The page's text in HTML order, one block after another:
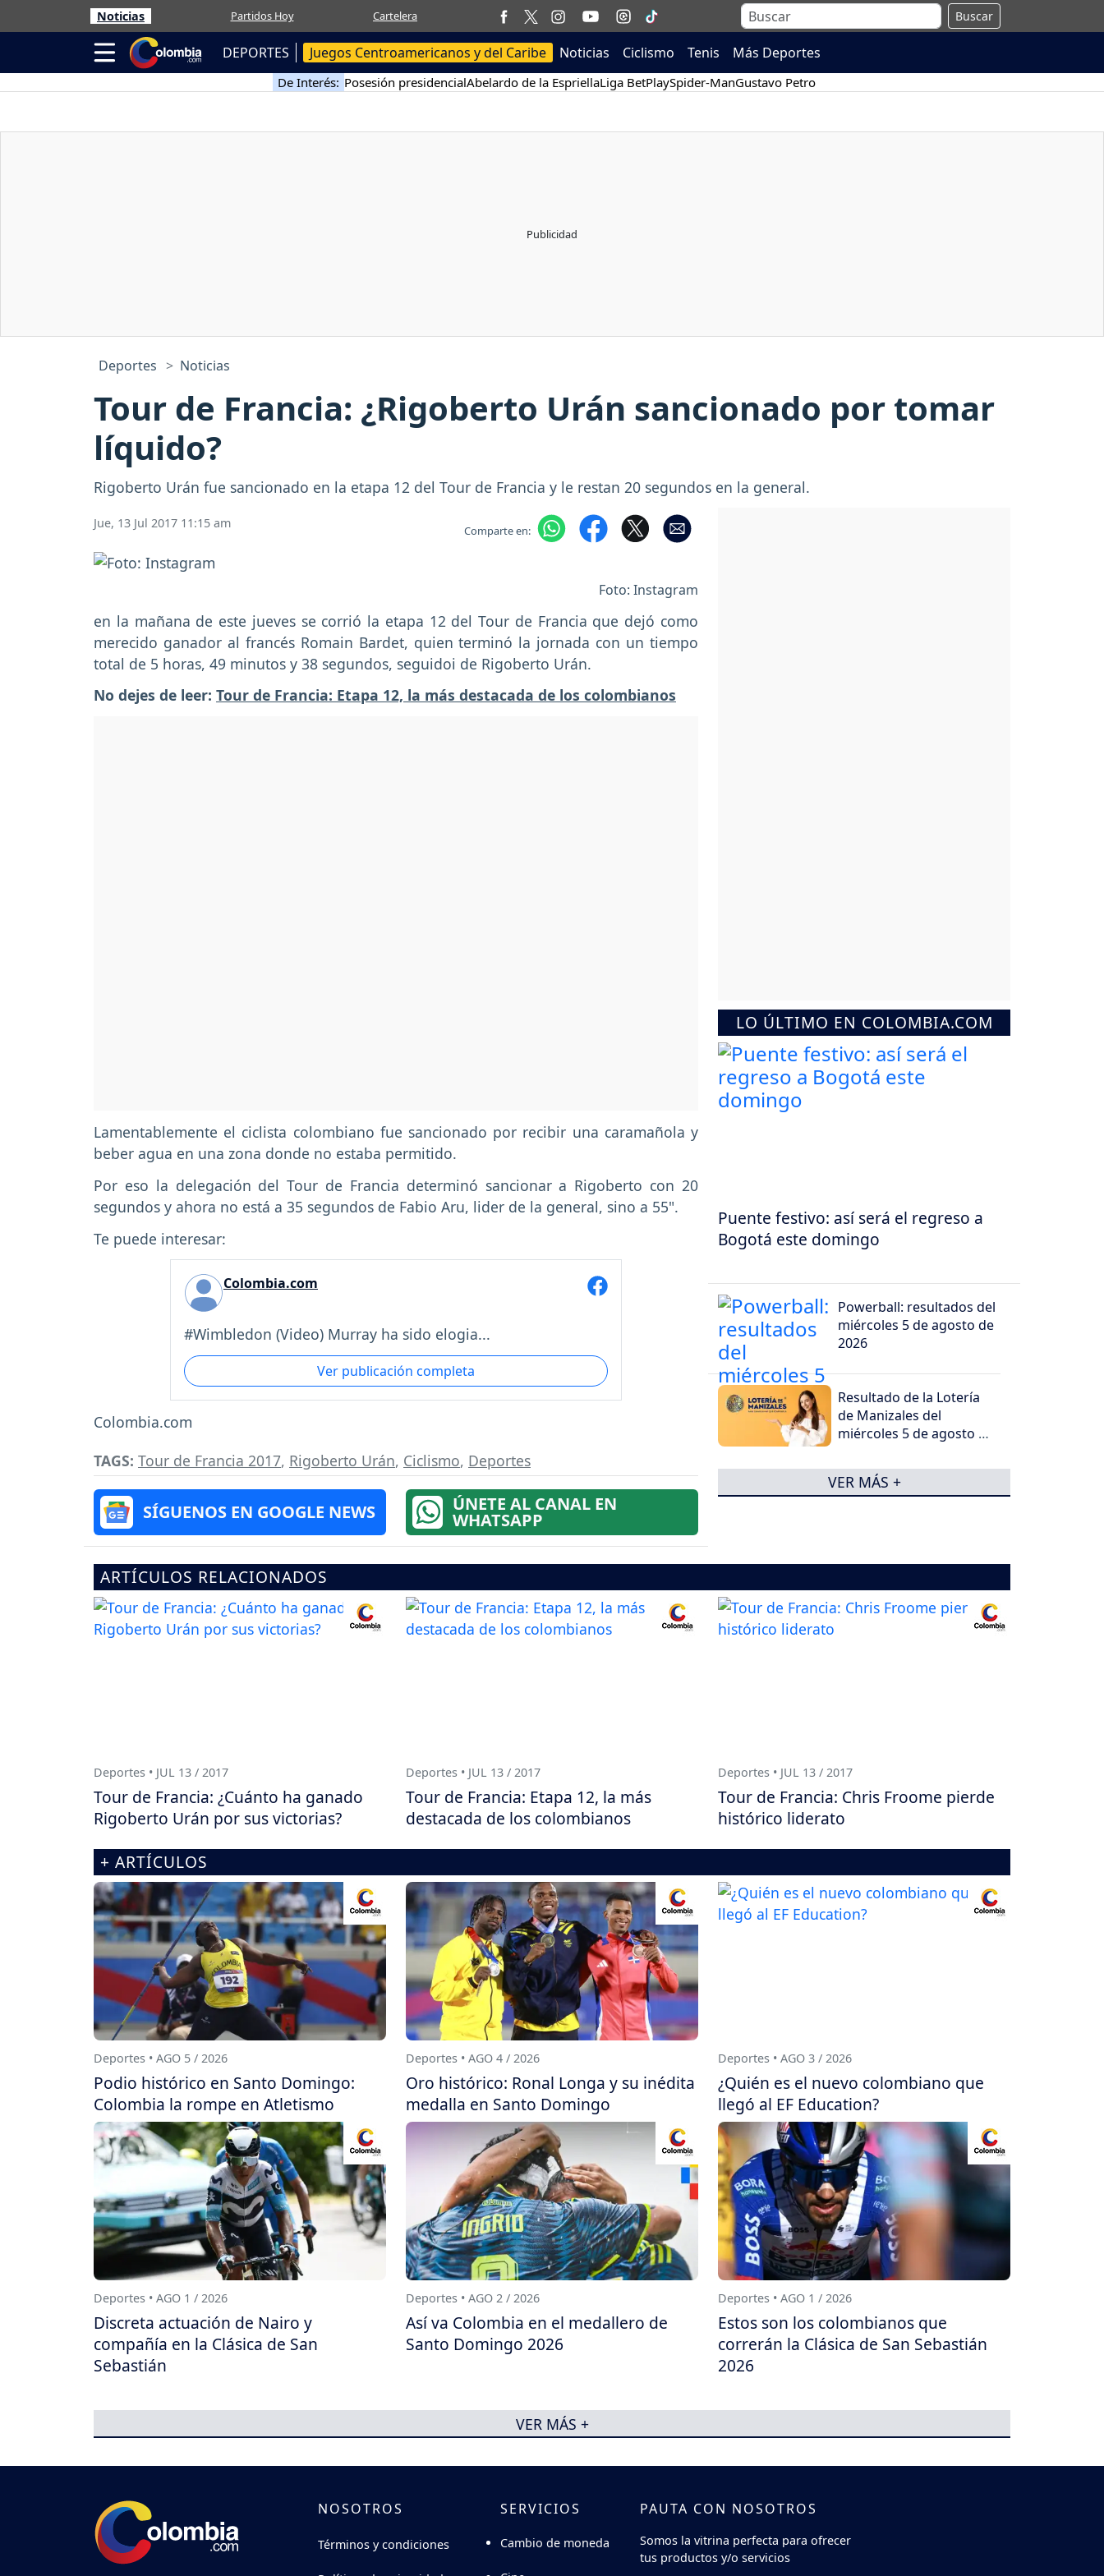
Noticias Partidos Hoy Cartelera Buscar
DEPORTES Juegos Centroamericanos y del Caribe Noticias Ciclismo Tenis Más Deportes
De Interés: Posesión presidencialAbelardo de la EspriellaLiga BetPlaySpider-ManGustavo Petro
Deportes Noticias
Tour de Francia: ¿Rigoberto Urán sancionado por tomar
líquido?
Rigoberto Urán fue sancionado en la etapa 12 del Tour de Francia y le restan 20 segundos en la general.
Jue, 13 Jul 2017 11:15 am Comparte en:
Foto: Instagram
en la mañana de este jueves se corrió la etapa 12 del Tour de Francia que dejó como
merecido ganador al francés Romain Bardet, quien terminó la jornada con un tiempo
total de 5 horas, 49 minutos y 38 segundos, seguidoi de Rigoberto Urán.
No dejes de leer: Tour de Francia: Etapa 12, la más destacada de los colombianos
Lamentablemente el ciclista colombiano fue sancionado por recibir una caramañola y
beber agua en una zona donde no estaba permitido.
Por eso la delegación del Tour de Francia determinó sancionar a Rigoberto con 20
segundos y ahora no está a 35 segundos de Fabio Aru, lider de la general, sino a 55".
Te puede interesar:
Colombia.com
#Wimbledon (Video) Murray ha sido elogia...
Ver publicación completa
Colombia.com
TAGS: Tour de Francia 2017, Rigoberto Urán, Ciclismo, Deportes
SÍGUENOS EN GOOGLE NEWS ÚNETE AL CANAL EN
WHATSAPP
LO ÚLTIMO EN COLOMBIA.COM
Puente festivo: así será el regreso a
Bogotá este domingo
Powerball: resultados del
miércoles 5 de agosto de
2026
Resultado de la Lotería
de Manizales del
miércoles 5 de agosto de
VER MÁS +
ARTÍCULOS RELACIONADOS
Deportes • JUL 13 / 2017
Tour de Francia: ¿Cuánto ha ganado
Rigoberto Urán por sus victorias?
Deportes • JUL 13 / 2017
Tour de Francia: Etapa 12, la más
destacada de los colombianos
Deportes • JUL 13 / 2017
Tour de Francia: Chris Froome pierde
histórico liderato
+ ARTÍCULOS
Deportes • AGO 5 / 2026
Podio histórico en Santo Domingo:
Colombia la rompe en Atletismo
Deportes • AGO 4 / 2026
Oro histórico: Ronal Longa y su inédita
medalla en Santo Domingo
Deportes • AGO 3 / 2026
¿Quién es el nuevo colombiano que
llegó al EF Education?
Deportes • AGO 1 / 2026
Discreta actuación de Nairo y
compañía en la Clásica de San
Sebastián
Deportes • AGO 2 / 2026
Así va Colombia en el medallero de
Santo Domingo 2026
Deportes • AGO 1 / 2026
Estos son los colombianos que
correrán la Clásica de San Sebastián
2026
VER MÁS +
NOSOTROS
Términos y condiciones
SERVICIOS
Cambio de moneda
PAUTA CON NOSOTROS
Somos la vitrina perfecta para ofrecer
tus productos y/o servicios